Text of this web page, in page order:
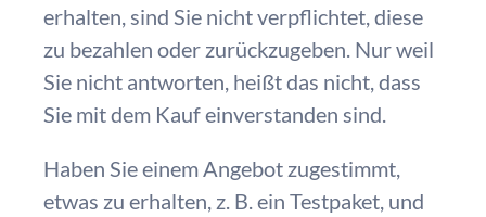
erhalten, sind Sie nicht verpflichtet, diese
zu bezahlen oder zurückzugeben. Nur weil
Sie nicht antworten, heißt das nicht, dass
Sie mit dem Kauf einverstanden sind.
Haben Sie einem Angebot zugestimmt,
etwas zu erhalten, z. B. ein Testpaket, und